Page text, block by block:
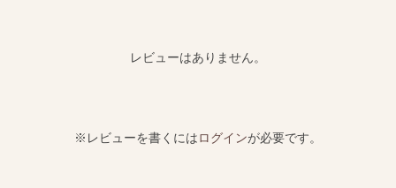
レビューはありません。
※レビューを書くにはログインが必要です。